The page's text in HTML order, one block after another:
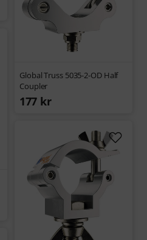
Global Truss 5035-2-OD Half
Coupler
177 kr